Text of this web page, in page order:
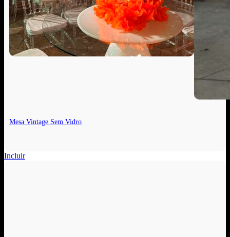
Mesa Vintage Sem Vidro
Incluir